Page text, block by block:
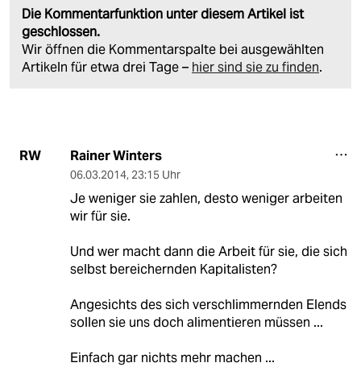
Die Kommentarfunktion unter diesem Artikel ist
geschlossen.
Wir öffnen die Kommentarspalte bei ausgewählten
Artikeln für etwa drei Tage – hier sind sie zu finden.
RW Rainer Winters
06.03.2014, 23:15 Uhr
Je weniger sie zahlen, desto weniger arbeiten
wir für sie.
Und wer macht dann die Arbeit für sie, die sich
selbst bereichernden Kapitalisten?
Angesichts des sich verschlimmernden Elends
sollen sie uns doch alimentieren müssen ...
Einfach gar nichts mehr machen ...